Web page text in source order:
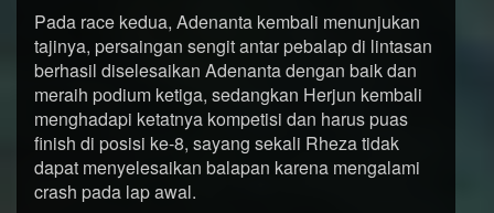
Pada race kedua, Adenanta kembali menunjukan
tajinya, persaingan sengit antar pebalap di lintasan
berhasil diselesaikan Adenanta dengan baik dan
meraih podium ketiga, sedangkan Herjun kembali
menghadapi ketatnya kompetisi dan harus puas
finish di posisi ke-8, sayang sekali Rheza tidak
dapat menyelesaikan balapan karena mengalami
crash pada lap awal.